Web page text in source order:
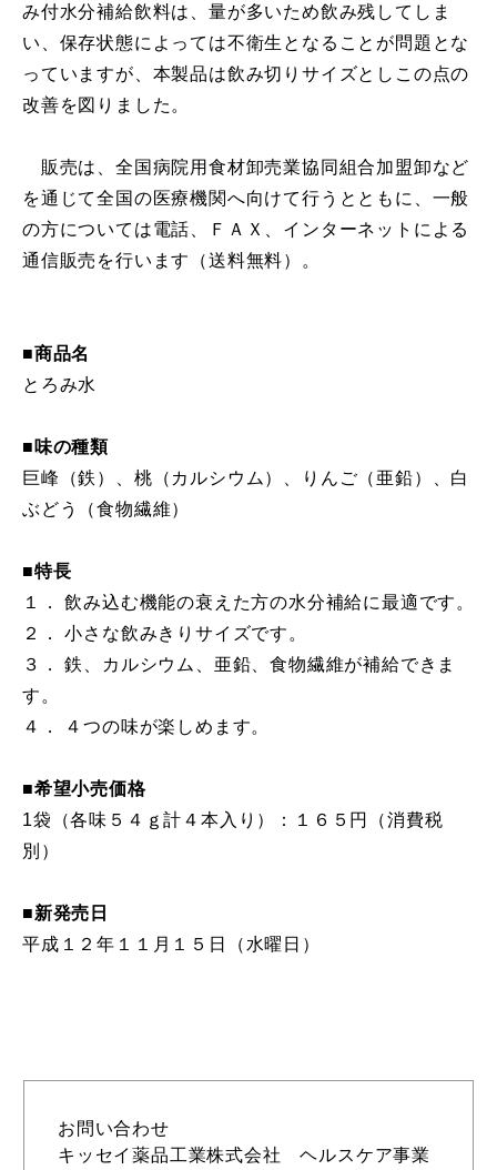
み付水分補給飲料は、量が多いため飲み残してしま
い、保存状態によっては不衛生となることが問題とな
っていますが、本製品は飲み切りサイズとしこの点の
改善を図りました。
販売は、全国病院用食材卸売業協同組合加盟卸など
を通じて全国の医療機関へ向けて行うとともに、一般
の方については電話、ＦＡＸ、インターネットによる
通信販売を行います（送料無料）。
■商品名
とろみ水
■味の種類
巨峰（鉄）、桃（カルシウム）、りんご（亜鉛）、白
ぶどう（食物繊維）
■特長
１． 飲み込む機能の衰えた方の水分補給に最適です。
２． 小さな飲みきりサイズです。
３． 鉄、カルシウム、亜鉛、食物繊維が補給できま
す。
４． ４つの味が楽しめます。
■希望小売価格
1袋（各味５４ｇ計４本入り）：１６５円（消費税
別）
■新発売日
平成１２年１１月１５日（水曜日）
お問い合わせ
キッセイ薬品工業株式会社 ヘルスケア事業